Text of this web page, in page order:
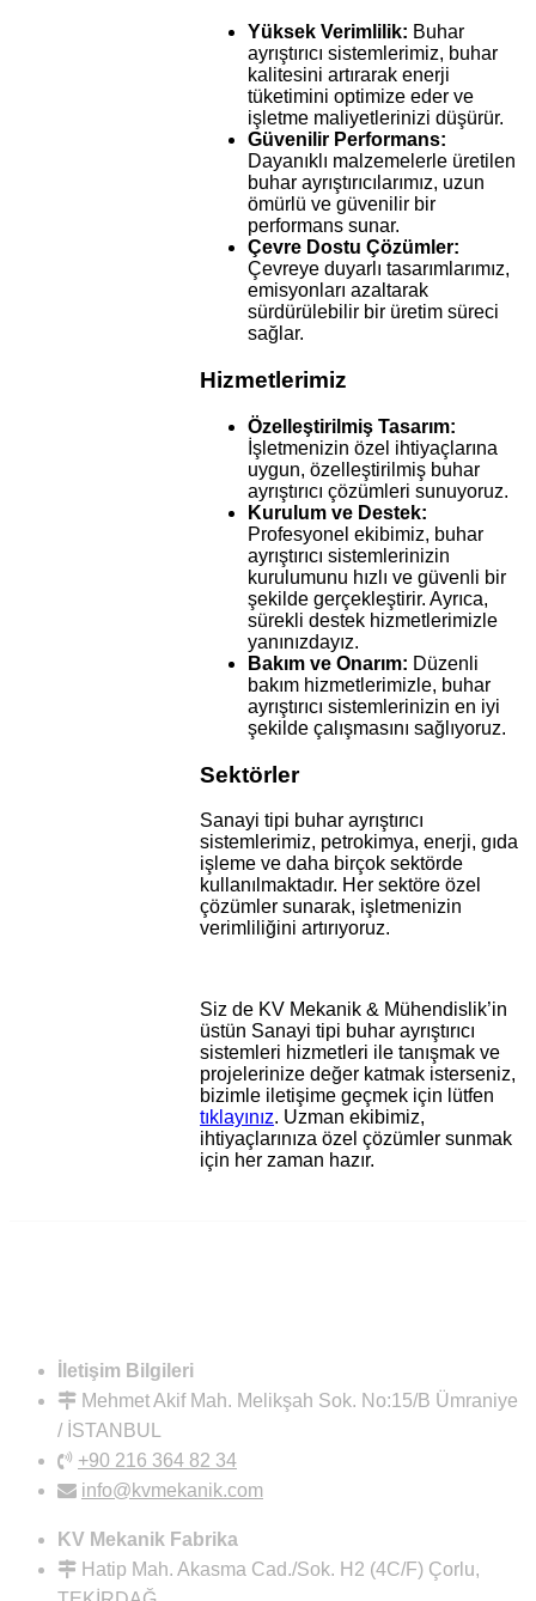
Yüksek Verimlilik: Buhar
ayrıştırıcı sistemlerimiz, buhar
kalitesini artırarak enerji
tüketimini optimize eder ve
işletme maliyetlerinizi düşürür.
Güvenilir Performans:
Dayanıklı malzemelerle üretilen
buhar ayrıştırıcılarımız, uzun
ömürlü ve güvenilir bir
performans sunar.
Çevre Dostu Çözümler:
Çevreye duyarlı tasarımlarımız,
emisyonları azaltarak
sürdürülebilir bir üretim süreci
sağlar.
Hizmetlerimiz
Özelleştirilmiş Tasarım:
İşletmenizin özel ihtiyaçlarına
uygun, özelleştirilmiş buhar
ayrıştırıcı çözümleri sunuyoruz.
Kurulum ve Destek:
Profesyonel ekibimiz, buhar
ayrıştırıcı sistemlerinizin
kurulumunu hızlı ve güvenli bir
şekilde gerçekleştirir. Ayrıca,
sürekli destek hizmetlerimizle
yanınızdayız.
Bakım ve Onarım: Düzenli
bakım hizmetlerimizle, buhar
ayrıştırıcı sistemlerinizin en iyi
şekilde çalışmasını sağlıyoruz.
Sektörler
Sanayi tipi buhar ayrıştırıcı
sistemlerimiz, petrokimya, enerji, gıda
işleme ve daha birçok sektörde
kullanılmaktadır. Her sektöre özel
çözümler sunarak, işletmenizin
verimliliğini artırıyoruz.
Siz de KV Mekanik & Mühendislik’in
üstün Sanayi tipi buhar ayrıştırıcı
sistemleri hizmetleri ile tanışmak ve
projelerinize değer katmak isterseniz,
bizimle iletişime geçmek için lütfen
tıklayınız. Uzman ekibimiz,
ihtiyaçlarınıza özel çözümler sunmak
için her zaman hazır.
İletişim Bilgileri
Mehmet Akif Mah. Melikşah Sok. No:15/B Ümraniye
/ İSTANBUL
+90 216 364 82 34
info@kvmekanik.com
KV Mekanik Fabrika
Hatip Mah. Akasma Cad./Sok. H2 (4C/F) Çorlu,